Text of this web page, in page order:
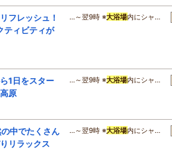
フレッシュ！
ティビティが
…～翌9時 ※大浴場内にシャ…
1日をスター
原
…～翌9時 ※大浴場内にシャ…
の中でたくさん
リラックス
…～翌9時 ※大浴場内にシャ…